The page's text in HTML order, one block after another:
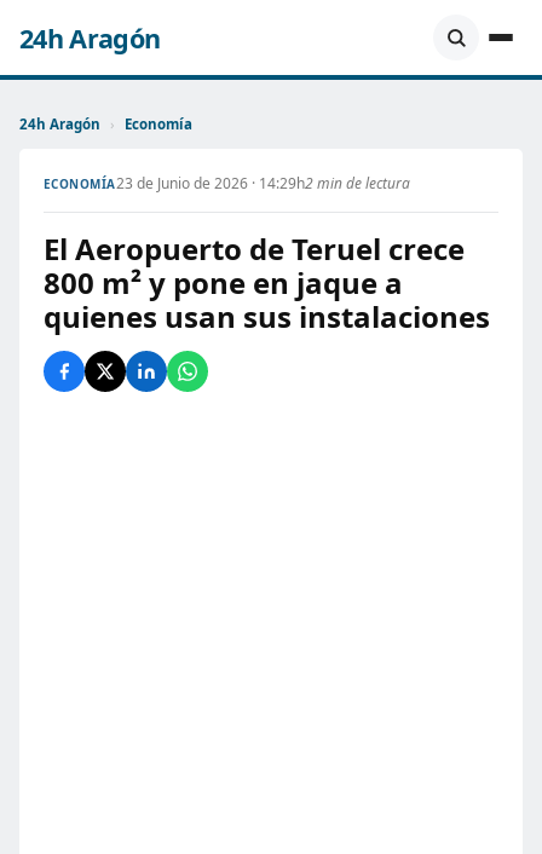
24h Aragón
24h Aragón › Economía
ECONOMÍA23 de Junio de 2026 · 14:29h2 min de lectura
El Aeropuerto de Teruel crece
800 m² y pone en jaque a
quienes usan sus instalaciones